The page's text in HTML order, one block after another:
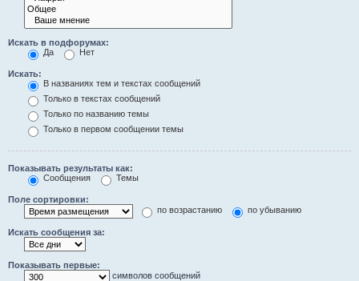
Искать в подфорумах:
Да
Нет
Искать:
В названиях тем и текстах сообщений
Только в текстах сообщений
Только по названию темы
Только в первом сообщении темы
Показывать результаты как:
Сообщения
Темы
Поле сортировки:
по возрастанию
по убыванию
Искать сообщения за:
Показывать первые:
символов сообщений